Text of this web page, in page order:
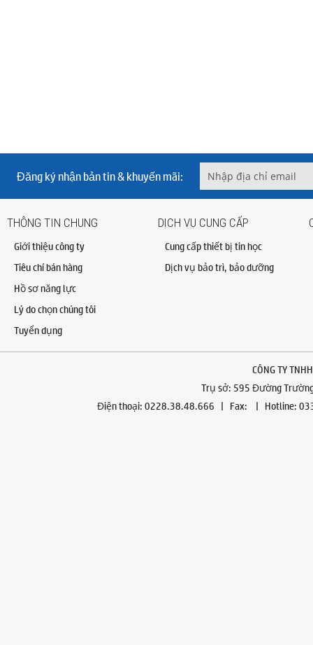
Đăng ký nhận bản tin & khuyến mãi:
THÔNG TIN CHUNG
Giới thiệu công ty
Tiêu chí bán hàng
Hồ sơ năng lực
Lý do chọn chúng tôi
Tuyển dụng
DỊCH VỤ CUNG CẤP
Cung cấp thiết bị tin học
Dịch vụ bảo trì, bảo dưỡng
CÔNG TY
Trụ sở: 595 Đường
Điện thoại: 0228.38.48.666 | Fax: | Hotline: